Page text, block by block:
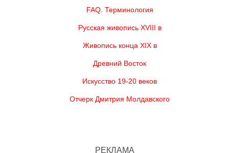
FAQ. Терминология
Русская живопись XVIII в
Живопись конца XIX в
Древний Восток
Искусство 19-20 веков
Отчерк Дмитрия Молдавского
РЕКЛАМА